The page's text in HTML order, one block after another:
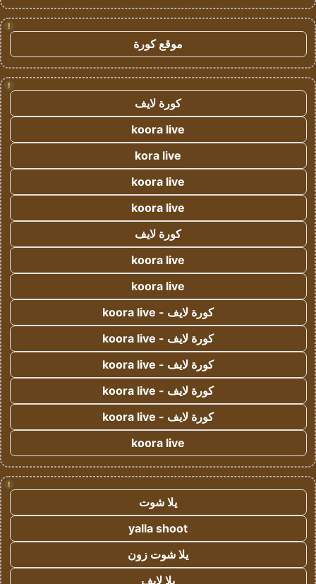
!
موقع كورة
!
كورة لايف
koora live
kora live
koora live
koora live
كورة لايف
koora live
koora live
كورة لايف - koora live
كورة لايف - koora live
كورة لايف - koora live
كورة لايف - koora live
كورة لايف - koora live
koora live
!
يلا شوت
yalla shoot
يلا شوت زون
يلا لايف